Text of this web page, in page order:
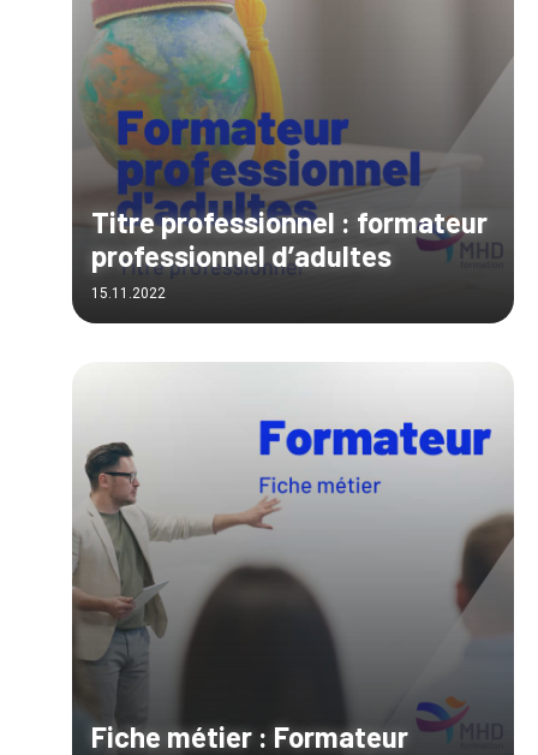
Titre professionnel : formateur
professionnel d’adultes
15.11.2022
Fiche métier : Formateur